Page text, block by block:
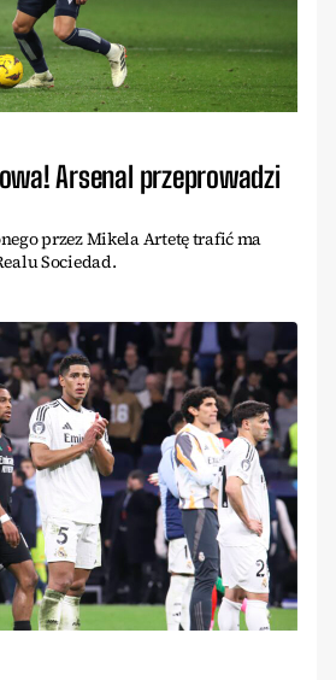
Arsenal przeprowadzi
przez Mikela Artetę trafić ma
Sociedad.